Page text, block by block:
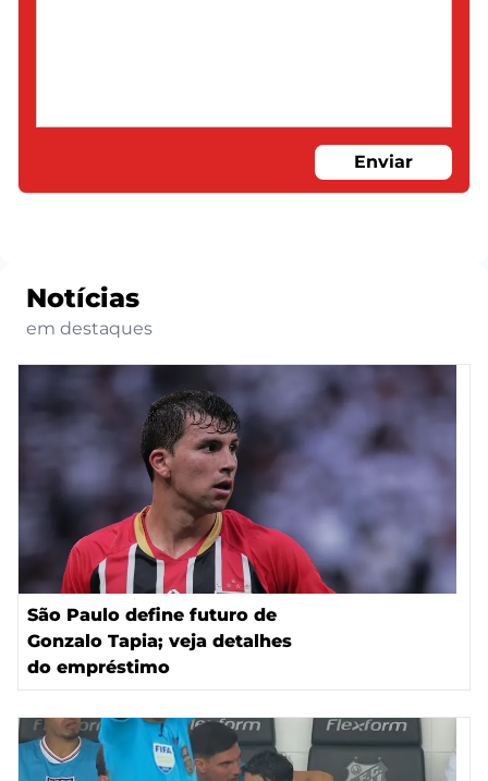
Enviar
Notícias
em destaques
São Paulo define futuro de
Gonzalo Tapia; veja detalhes
do empréstimo